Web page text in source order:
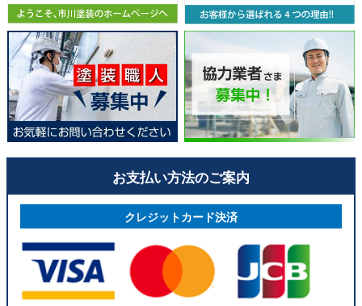
お支払い方法のご案内
クレジットカード決済